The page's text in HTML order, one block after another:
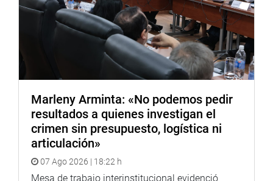
Sobre el Parlamento Andino:
El Parlamento Andino es un organismo supranacional de
la Comunidad Andina que promueve la integración, la paz
y la seguridad en la región. A través de diversas
iniciativas y eventos, el Parlamento Andino busca
fomentar la cooperación y el desarrollo sostenible entre
los países miembros.
Marleny Arminta: «No podemos pedir
resultados a quienes investigan el
crimen sin presupuesto, logística ni
articulación»
07 Ago 2026 | 18:22 h
Mesa de trabajo interinstitucional evidenció